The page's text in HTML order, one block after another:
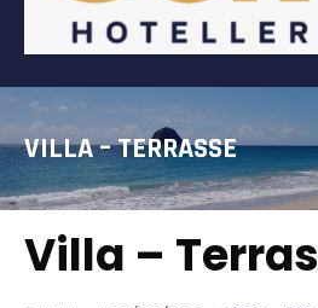
VILLA – TERRASSE
Villa –